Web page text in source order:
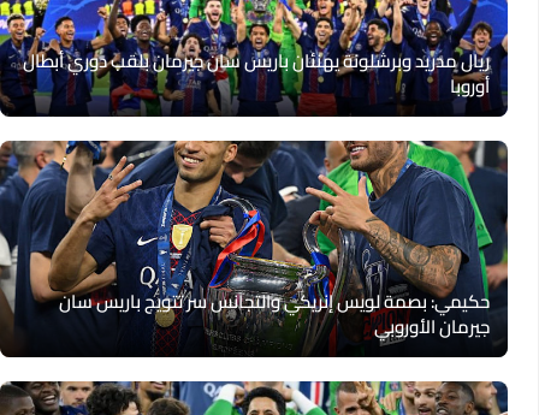
ريال مدريد وبرشلونة يهنئان باريس سان جيرمان بلقب دوري أبطال
أوروبا
حكيمي: بصمة لويس إنريكي والتجانس سر تتويج باريس سان
جيرمان الأوروبي